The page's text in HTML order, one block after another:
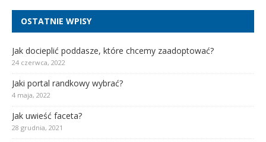
OSTATNIE WPISY
Jak docieplić poddasze, które chcemy zaadoptować?
24 czerwca, 2022
Jaki portal randkowy wybrać?
4 maja, 2022
Jak uwieść faceta?
28 grudnia, 2021